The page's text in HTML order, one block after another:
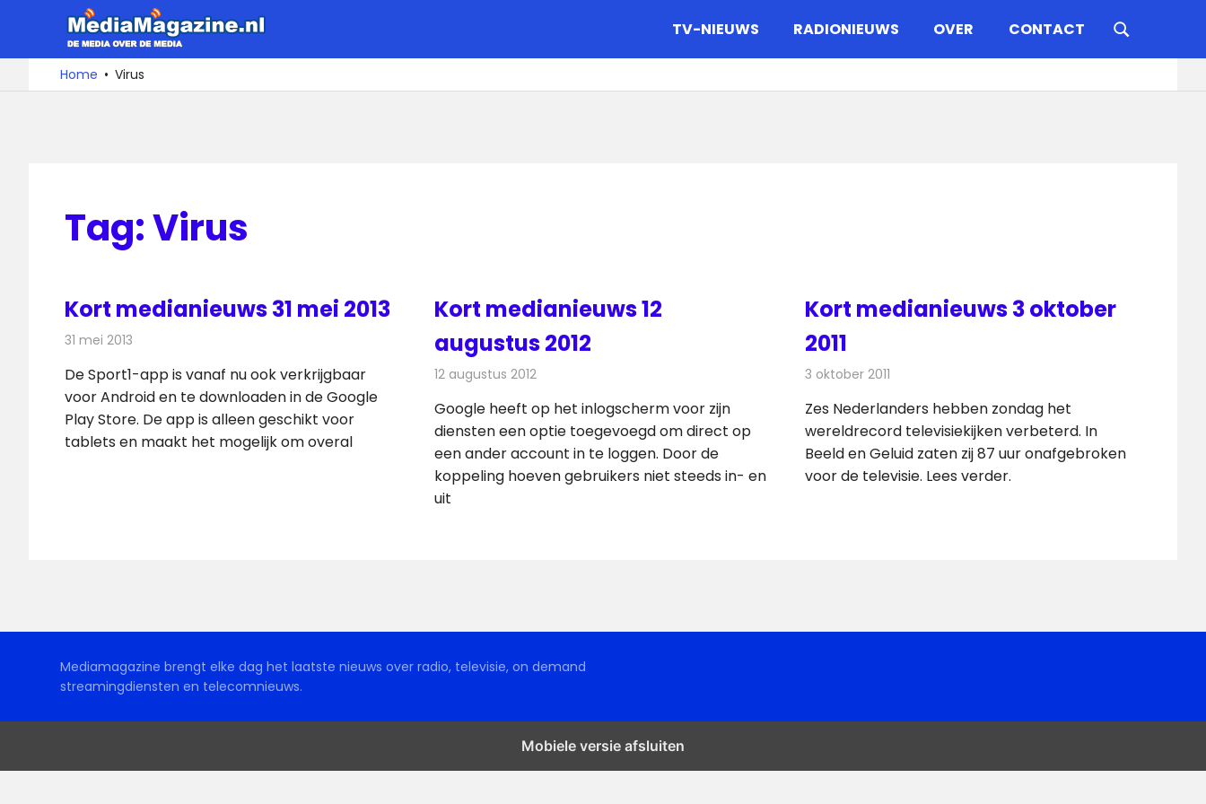
de
De
media
over
TV-NIEUWS RADIONIEUWS OVER CONTACT
Home Virus
Tag:Virus
Kort medianieuws 31 mei 2013
31 mei 2013
De Sport1-app is vanaf nu ook verkrijgbaar
voor Android en te downloaden in de Google
Play Store. De app is alleen geschikt voor
tablets en maakt het mogelijk om overal
Kort medianieuws 12
augustus 2012
12 augustus 2012
Google heeft op het inlogscherm voor zijn
diensten een optie toegevoegd om direct op
een ander account in te loggen. Door de
koppeling hoeven gebruikers niet steeds in- en
uit
Kort medianieuws 3 oktober
2011
3 oktober 2011
Zes Nederlanders hebben zondag het
wereldrecord televisiekijken verbeterd. In
Beeld en Geluid zaten zij 87 uur onafgebroken
voor de televisie. Lees verder.
Mediamagazine brengt elke dag het laatste nieuws over radio, televisie, on demand
streamingdiensten en telecomnieuws.
Mobiele versie afsluiten